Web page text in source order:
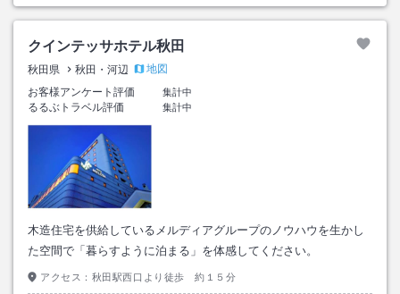
クインテッサホテル秋田
秋田県 秋田・河辺
地図
お客様アンケート評価
集計中
るるぶトラベル評価 集計中
木造住宅を供給しているメルディアグループのノウハウを生かし
た空間で「暮らすように泊まる」を体感してください。
アクセス： 秋田駅西口より徒歩 約１５分